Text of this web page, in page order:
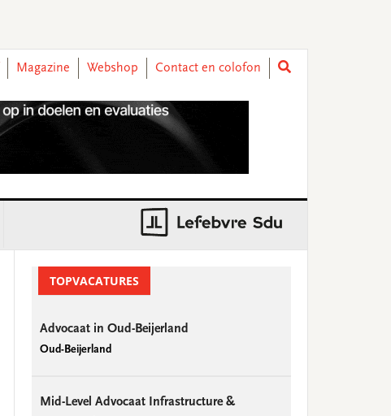
Magazine Webshop Contact en colofon
SidebarTOPVACATURES
Advocaat in Oud-Beijerland
Oud-Beijerland
Mid-Level Advocaat Infrastructure &